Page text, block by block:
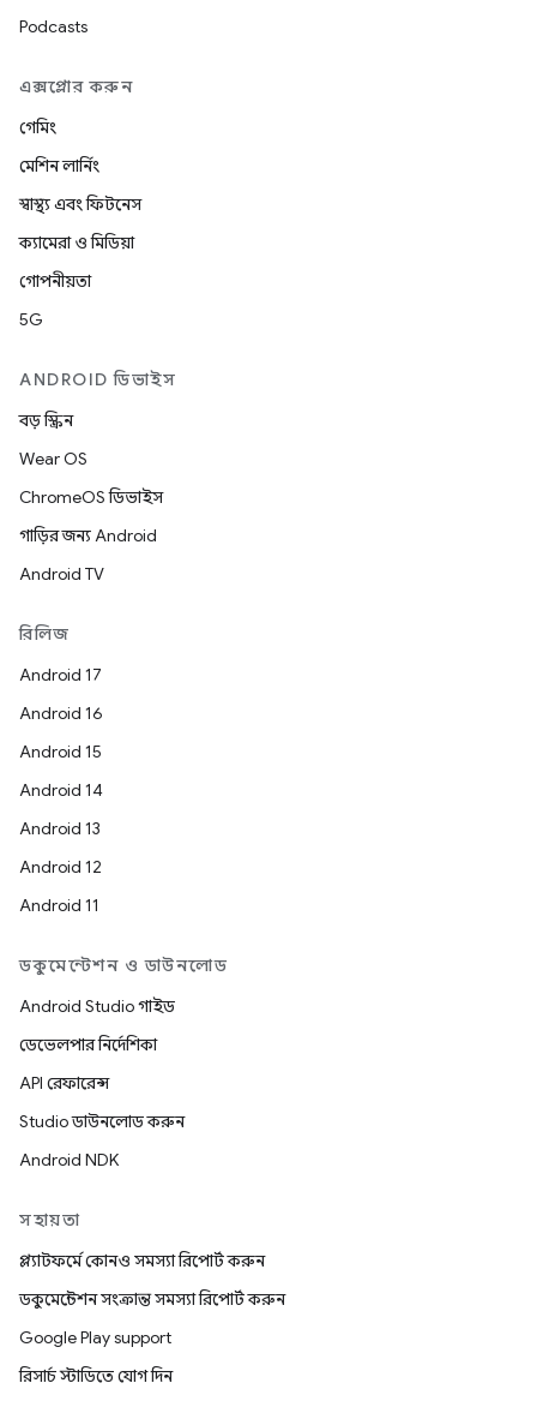
Podcasts
এক্সপ্লোর করুন
গেমিং
মেশিন লার্নিং
স্বাস্থ্য এবং ফিটনেস
ক্যামেরা ও মিডিয়া
গোপনীয়তা
5G
ANDROID ডিভাইস
বড় স্ক্রিন
Wear OS
ChromeOS ডিভাইস
গাড়ির জন্য Android
Android TV
রিলিজ
Android 17
Android 16
Android 15
Android 14
Android 13
Android 12
Android 11
ডকুমেন্টেশন ও ডাউনলোড
Android Studio গাইড
ডেভেলপার নির্দেশিকা
API রেফারেন্স
Studio ডাউনলোড করুন
Android NDK
সহায়তা
প্ল্যাটফর্মে কোনও সমস্যা রিপোর্ট করুন
ডকুমেন্টেশন সংক্রান্ত সমস্যা রিপোর্ট করুন
Google Play support
রিসার্চ স্টাডিতে যোগ দিন